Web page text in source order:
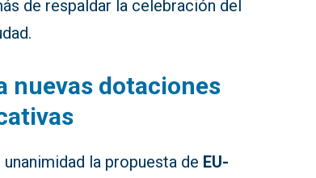
de respaldar la celebración del
nuevas dotaciones
la propuesta de EU-